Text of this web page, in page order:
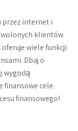
przez internet i
klientów
wiele funkcji
Dbaj o
wygodą
finansowe cele.
finansowego!